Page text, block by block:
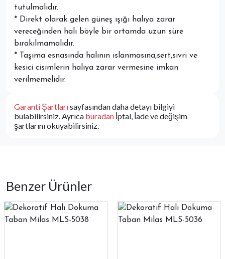
tutulmalıdır.
* Direkt olarak gelen güneş ışığı halıya zarar
vereceğinden halı böyle bir ortamda uzun süre
bırakılmamalıdır.
* Taşıma esnasında halının ıslanmasına,sert,sivri ve
kesici cisimlerin halıya zarar vermesine imkan
verilmemelidir.
Garanti Şartlarısayfasından daha detayı bilgiyi
bulabilirsiniz. Ayrıca buradan İptal, İade ve değişim
şartlarını okuyabilirsiniz.
Benzer Ürünler